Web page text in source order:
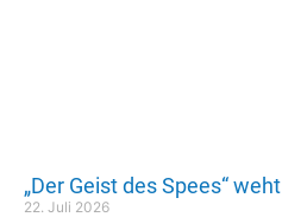
„Der Geist des Spees“
22. Juli 2026